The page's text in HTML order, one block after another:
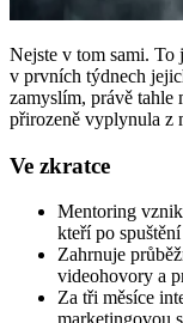
Nejste v tom sami. To
v prvních týdnech
zamyslím, právě tahle
přirozeně vyplynula z
Ve zkratce
Mentoring
kteří po
Zahrnuje
videohovory a
Za tři měsíce